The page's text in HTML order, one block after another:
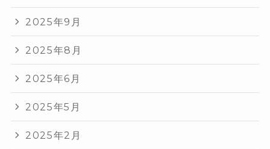
2025年9月
2025年8月
2025年6月
2025年5月
2025年2月